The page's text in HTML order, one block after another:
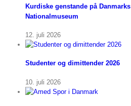
Kurdiske genstande på Danmarks
Nationalmuseum
12. juli 2026
Studenter og dimittender 2026
10. juli 2026